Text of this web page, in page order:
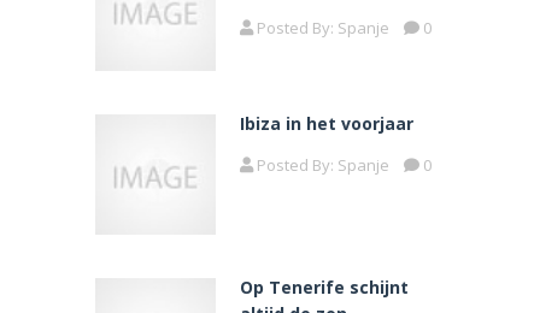
Posted By: Spanje 0
Ibiza in het voorjaar
Posted By: Spanje 0
Op Tenerife schijnt